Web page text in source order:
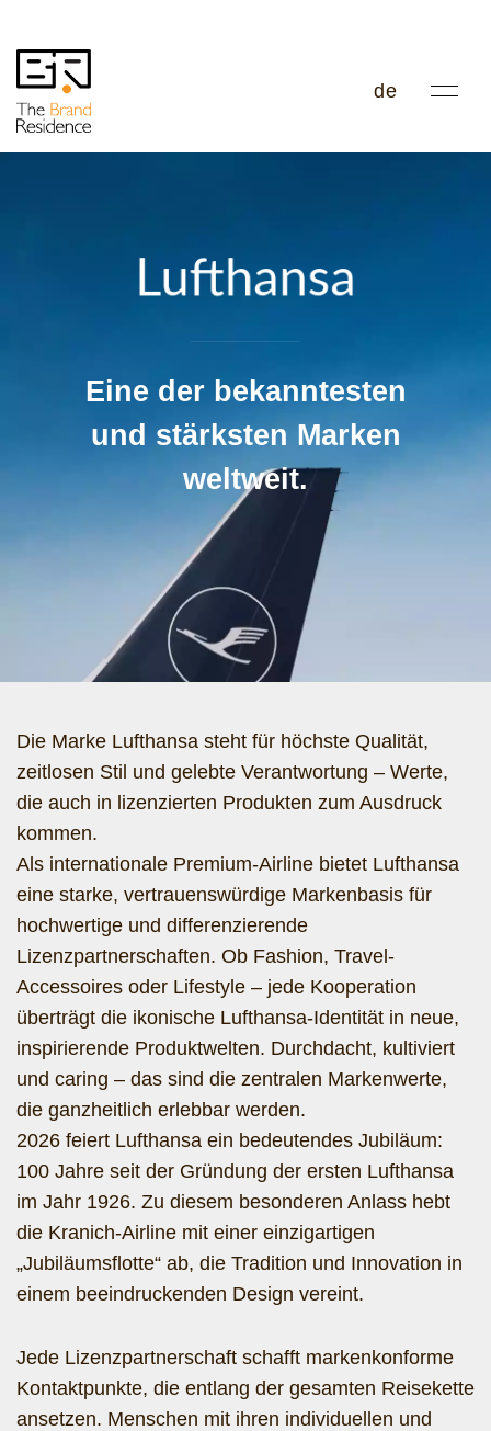
de
Lufthansa
Eine der bekanntesten
und stärksten Marken
weltweit.
Die Marke Lufthansa steht für höchste Qualität,
zeitlosen Stil und gelebte Verantwortung – Werte,
die auch in lizenzierten Produkten zum Ausdruck
kommen.
Als internationale Premium-Airline bietet Lufthansa
eine starke, vertrauenswürdige Markenbasis für
hochwertige und differenzierende
Lizenzpartnerschaften. Ob Fashion, Travel-
Accessoires oder Lifestyle – jede Kooperation
überträgt die ikonische Lufthansa-Identität in neue,
inspirierende Produktwelten. Durchdacht, kultiviert
und caring – das sind die zentralen Markenwerte,
die ganzheitlich erlebbar werden.
2026 feiert Lufthansa ein bedeutendes Jubiläum:
100 Jahre seit der Gründung der ersten Lufthansa
im Jahr 1926. Zu diesem besonderen Anlass hebt
die Kranich-Airline mit einer einzigartigen
„Jubiläumsflotte“ ab, die Tradition und Innovation in
einem beeindruckenden Design vereint.
Jede Lizenzpartnerschaft schafft markenkonforme
Kontaktpunkte, die entlang der gesamten Reisekette
ansetzen. Menschen mit ihren individuellen und